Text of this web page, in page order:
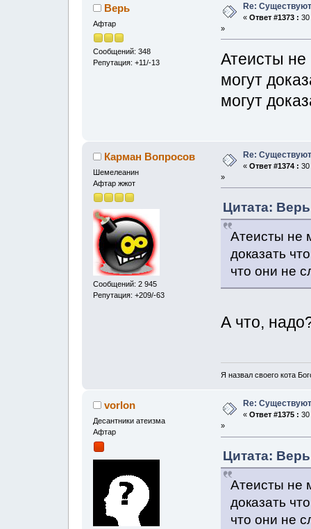
Верь
Афтар
Сообщений: 348
Репутация: +11/-13
Re:
« Ответ #1373 : 30
»
Атеисты не
могут
могут
Карман Вопросов
Шемелеанин
Афтар жжот
Сообщений: 2 945
Репутация: +209/-63
Re:
« Ответ #1374 : 30
»
Цитата:
Атеисты не
доказать
что они не
А что,
Я назвал своего кота
vorlon
Десантники атеизма
Афтар
Re:
« Ответ #1375 : 30
»
Цитата:
Атеисты не
доказать
что они не